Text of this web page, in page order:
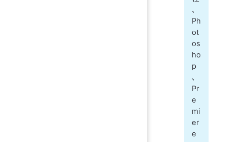
、
Ph
ot
os
ho
p
、
Pr
e
mi
er
e